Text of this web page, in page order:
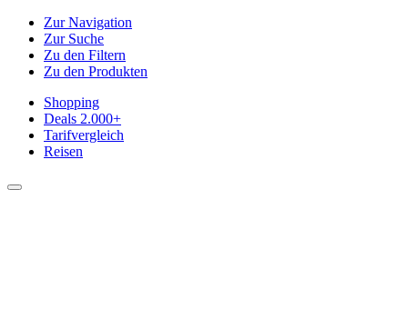
Zur Navigation
Zur Suche
Zu den Filtern
Zu den Produkten
Shopping
Deals 2.000+
Tarifvergleich
Reisen